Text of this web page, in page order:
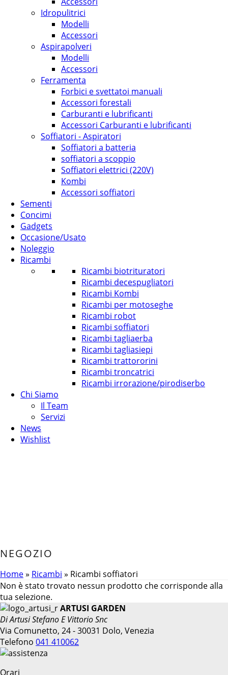
Idropulitrici
Modelli
Accessori
Aspirapolveri
Modelli
Accessori
Ferramenta
Forbici e svettatoi manuali
Accessori forestali
Carburanti e lubrificanti
Accessori Carburanti e lubrificanti
Soffiatori - Aspiratori
Soffiatori a batteria
soffiatori a scoppio
Soffiatori elettrici (220V)
Kombi
Accessori soffiatori
Sementi
Concimi
Gadgets
Occasione/Usato
Noleggio
Ricambi
Ricambi biotrituratori
Ricambi decespugliatori
Ricambi Kombi
Ricambi per motoseghe
Ricambi robot
Ricambi soffiatori
Ricambi tagliaerba
Ricambi tagliasiepi
Ricambi trattororini
Ricambi troncatrici
Ricambi irrorazione/pirodiserbo
Chi Siamo
Il Team
Servizi
News
Wishlist
NEGOZIO
Home» Ricambi » Ricambi soffiatori
Non è stato trovato nessun prodotto che corrisponde alla
tua selezione.
ARTUSI GARDEN
Di Artusi Stefano E Vittorio Snc
Via Comunetto, 24 - 30031 Dolo, Venezia
Telefono 041 410062
Orari